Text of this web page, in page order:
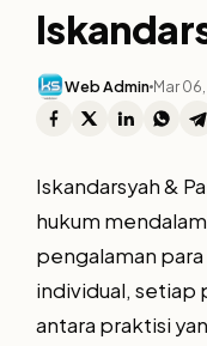
Web Admin Mar
Iskandarsyah &
hukum
pengalaman
individual, setiap
antara praktisi